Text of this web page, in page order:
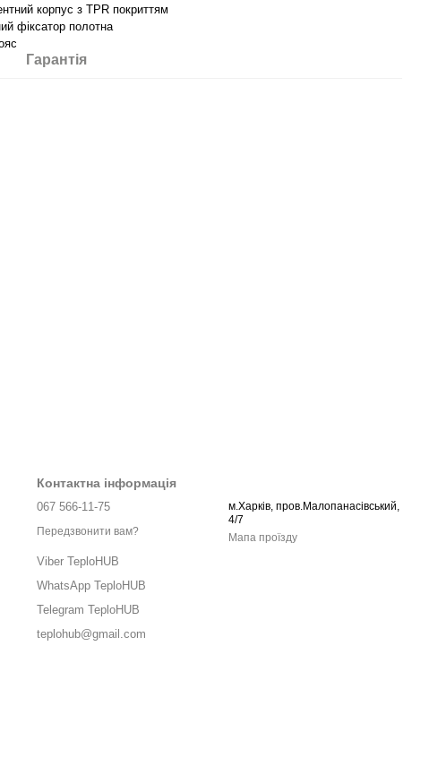
корпус з TPR покриттям
фіксатор полотна
Гарантія
Контактна інформація
067 566-11-75
Передзвонити вам?
Viber TeploHUB
WhatsApp TeploHUB
Telegram TeploHUB
teplohub@gmail.com
м.Харків, пров.Малопанасівський,
4/7
Мапа проїзду